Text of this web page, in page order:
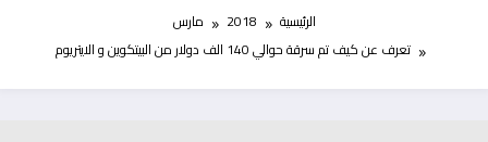
الرئيسية 2018
مارس
تعرف عن كيف تم سرقة حوالي 140 الف دولار من البيتكوين و الايتريوم